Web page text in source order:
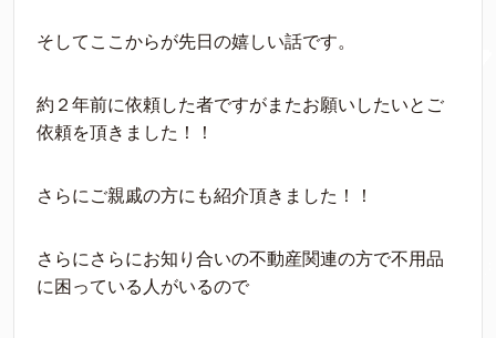
そしてここからが先日の嬉しい話です。
約２年前に依頼した者ですがまたお願いしたいとご
依頼を頂きました！！
さらにご親戚の方にも紹介頂きました！！
さらにさらにお知り合いの不動産関連の方で不用品
に困っている人がいるので